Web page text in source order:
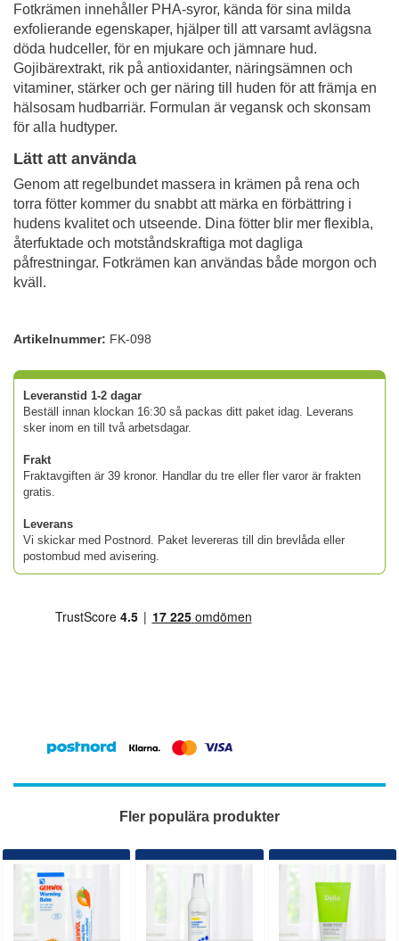
Fotkrämen innehåller PHA-syror, kända för sina milda
exfolierande egenskaper, hjälper till att varsamt avlägsna
döda hudceller, för en mjukare och jämnare hud.
Gojibärextrakt, rik på antioxidanter, näringsämnen och
vitaminer, stärker och ger näring till huden för att främja en
hälsosam hudbarriär. Formulan är vegansk och skonsam
för alla hudtyper.
Lätt att använda
Genom att regelbundet massera in krämen på rena och
torra fötter kommer du snabbt att märka en förbättring i
hudens kvalitet och utseende. Dina fötter blir mer flexibla,
återfuktade och motståndskraftiga mot dagliga
påfrestningar. Fotkrämen kan användas både morgon och
kväll.
Artikelnummer: FK-098
Leveranstid 1-2 dagar
Beställ innan klockan 16:30 så packas ditt paket idag. Leverans
sker inom en till två arbetsdagar.
Frakt
Fraktavgiften är 39 kronor. Handlar du tre eller fler varor är frakten
gratis.
Leverans
Vi skickar med Postnord. Paket levereras till din brevlåda eller
postombud med avisering.
Fler populära produkter